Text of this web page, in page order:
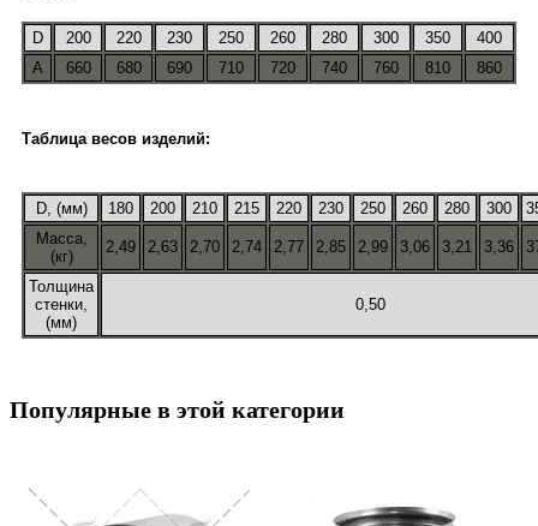
D 200 220 230 250 260 280 300 350
400
A
660 680 690 710 720 740 760 810 860
Таблица весов изделий:
D, (мм) 180 200 210 215 220 230 250 260 280 300
Масса,
(кг)
2,49 2,63 2,70 2,74 2,77 2,85 2,99 3,06 3,21 3,36
Толщина
стенки,
(мм)
0,50
Популярные в этой категории